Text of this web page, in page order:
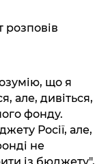
розповів
що я
але, дивіться,
фонду.
Росії, але,
не
із бюджету",